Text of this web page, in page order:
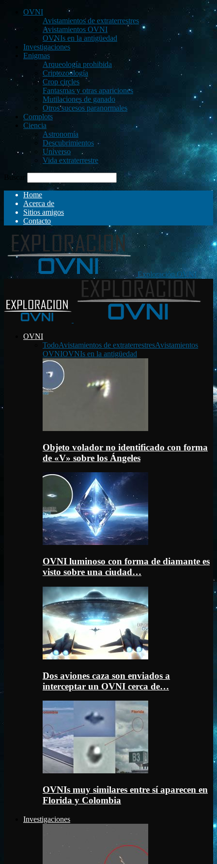
OVNI
Avistamientos de extraterrestres
Avistamientos OVNI
OVNIs en la antigüedad
Investigaciones
Enigmas
Arqueología prohibida
Criptozoología
Crop circles
Fantasmas y otras apariciones
Mutilaciones de ganado
Otros sucesos paranormales
Complots
Ciencia
Astronomía
Descubrimientos
Universo
Vida extraterrestre
Buscar
Home
Acerca de
Sitios amigos
Contacto
Exploración OVNI
OVNI
TodoAvistamientos de extraterrestresAvistamientos
OVNIOVNIs en la antigüedad
Objeto volador no identificado con forma
de «V» sobre los Ángeles
OVNI luminoso con forma de diamante es
visto sobre una ciudad…
Dos aviones caza son enviados a
interceptar un OVNI cerca de…
OVNIs muy similares entre sí aparecen en
Florida y Colombia
Investigaciones